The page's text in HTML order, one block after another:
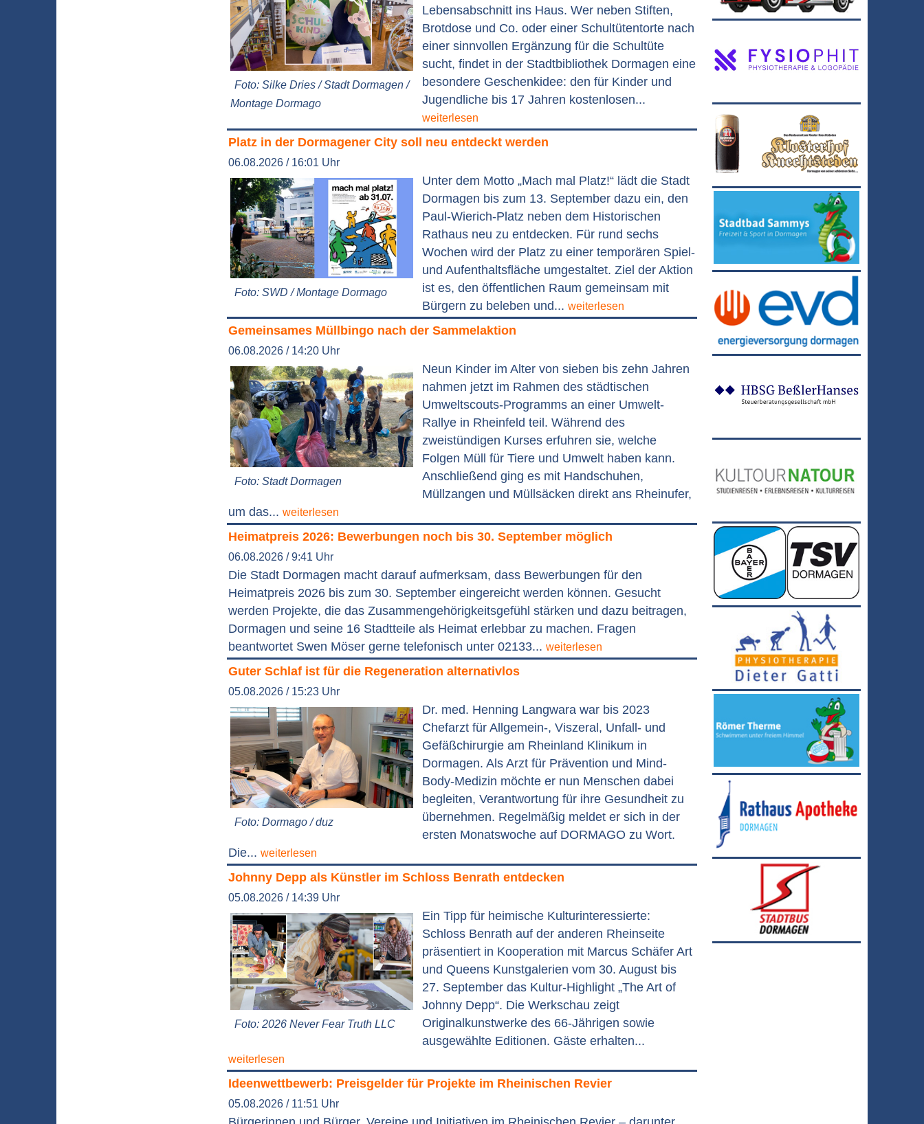
Foto: Silke Dries / Stadt Dormagen /
Montage Dormago
Lebensabschnitt ins Haus. Wer neben Stiften,
Brotdose und Co. oder einer Schultütentorte nach
einer sinnvollen Ergänzung für die Schultüte
sucht, findet in der Stadtbibliothek Dormagen eine
besondere Geschenkidee: den für Kinder und
Jugendliche bis 17 Jahren kostenlosen...
weiterlesen
Platz in der Dormagener City soll neu entdeckt werden
06.08.2026 / 16:01 Uhr
Foto: SWD / Montage Dormago
Unter dem Motto „Mach mal Platz!“ lädt die Stadt
Dormagen bis zum 13. September dazu ein, den
Paul-Wierich-Platz neben dem Historischen
Rathaus neu zu entdecken. Für rund sechs
Wochen wird der Platz zu einer temporären Spiel-
und Aufenthaltsfläche umgestaltet. Ziel der Aktion
ist es, den öffentlichen Raum gemeinsam mit
Bürgern zu beleben und... weiterlesen
Gemeinsames Müllbingo nach der Sammelaktion
06.08.2026 / 14:20 Uhr
Foto: Stadt Dormagen
Neun Kinder im Alter von sieben bis zehn Jahren
nahmen jetzt im Rahmen des städtischen
Umweltscouts-Programms an einer Umwelt-
Rallye in Rheinfeld teil. Während des
zweistündigen Kurses erfuhren sie, welche
Folgen Müll für Tiere und Umwelt haben kann.
Anschließend ging es mit Handschuhen,
Müllzangen und Müllsäcken direkt ans Rheinufer,
um das... weiterlesen
Heimatpreis 2026: Bewerbungen noch bis 30. September möglich
06.08.2026 / 9:41 Uhr
Die Stadt Dormagen macht darauf aufmerksam, dass Bewerbungen für den
Heimatpreis 2026 bis zum 30. September eingereicht werden können. Gesucht
werden Projekte, die das Zusammengehörigkeitsgefühl stärken und dazu beitragen,
Dormagen und seine 16 Stadtteile als Heimat erlebbar zu machen. Fragen
beantwortet Swen Möser gerne telefonisch unter 02133... weiterlesen
Guter Schlaf ist für die Regeneration alternativlos
05.08.2026 / 15:23 Uhr
Foto: Dormago / duz
Dr. med. Henning Langwara war bis 2023
Chefarzt für Allgemein-, Viszeral, Unfall- und
Gefäßchirurgie am Rheinland Klinikum in
Dormagen. Als Arzt für Prävention und Mind-
Body-Medizin möchte er nun Menschen dabei
begleiten, Verantwortung für ihre Gesundheit zu
übernehmen. Regelmäßig meldet er sich in der
ersten Monatswoche auf DORMAGO zu Wort.
Die... weiterlesen
Johnny Depp als Künstler im Schloss Benrath entdecken
05.08.2026 / 14:39 Uhr
Foto: 2026 Never Fear Truth LLC
Ein Tipp für heimische Kulturinteressierte:
Schloss Benrath auf der anderen Rheinseite
präsentiert in Kooperation mit Marcus Schäfer Art
und Queens Kunstgalerien vom 30. August bis
27. September das Kultur-Highlight „The Art of
Johnny Depp“. Die Werkschau zeigt
Originalkunstwerke des 66-Jährigen sowie
ausgewählte Editionen. Gäste erhalten...
weiterlesen
Ideenwettbewerb: Preisgelder für Projekte im Rheinischen Revier
05.08.2026 / 11:51 Uhr